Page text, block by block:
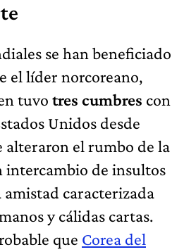
se han beneficiado
el líder norcoreano,
tuvo tres cumbres con
Unidos desde
alteraron el rumbo de la
intercambio de insultos
caracterizada
y cálidas cartas.
que Corea del